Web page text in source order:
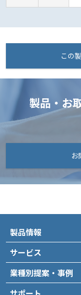
この
製品・お
お
製品情報
サービス
業種別提案・事例